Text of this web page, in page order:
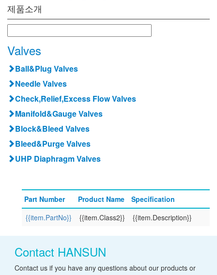
제품소개
Valves
Ball&Plug Valves
Needle Valves
Check,Relief,Excess Flow Valves
Manifold&Gauge Valves
Block&Bleed Valves
Bleed&Purge Valves
UHP Diaphragm Valves
Part Number Product Name
Specification
{{item.PartNo}}
{{item.Class2}} {{item.Description}}
Contact HANSUN
Contact us if you have any questions about our products or